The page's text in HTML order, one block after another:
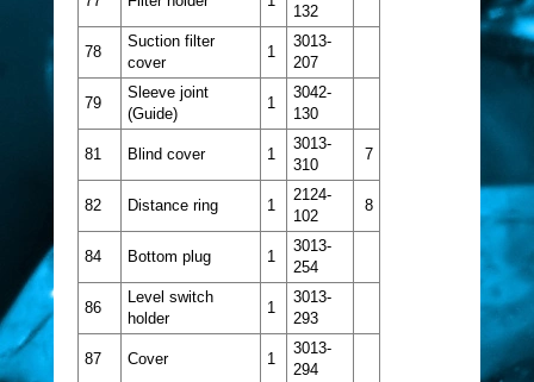
132
78
Suction filter
cover
1
3013-
207
79
Sleeve joint
(Guide)
1
3042-
130
81 Blind cover 1
3013-
310
7
82 Distance ring 1
2124-
102
8
84 Bottom plug 1
3013-
254
86
Level switch
holder
1
3013-
293
87 Cover 1
3013-
294